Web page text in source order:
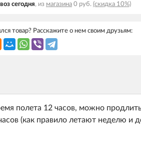
cегодня, из магазина 0 руб. (скидка 10%)
товар? Расскажите о нем своим друзьям:
полета 12 часов, можно
(как правило летают неделю и